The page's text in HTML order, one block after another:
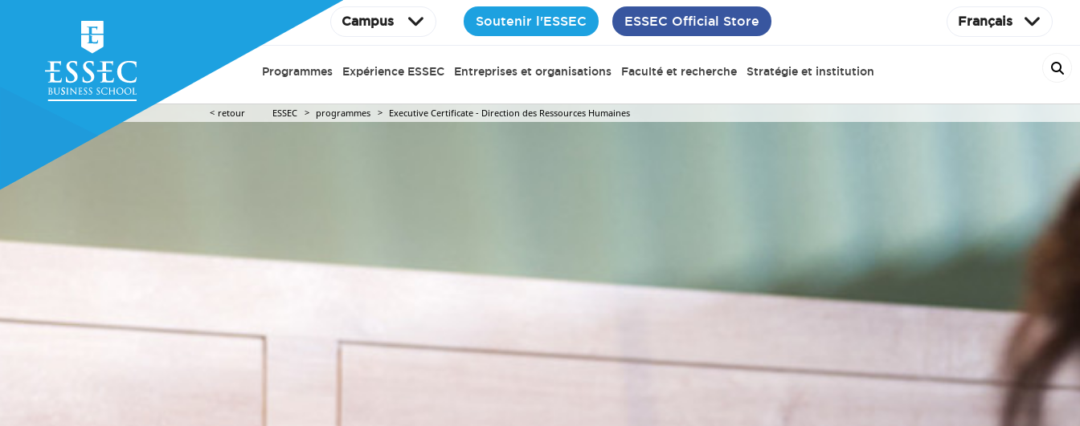
Campus Soutenir l'ESSEC ESSEC Official Store Français
Programmes Expérience ESSEC Entreprises et organisations Faculté et recherche Stratégie et institution
retour ESSEC programmes Executive Certificate - Direction des Ressources Humaines